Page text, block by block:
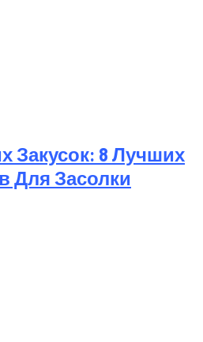
Закусок: 8 Лучших
Для Засолки